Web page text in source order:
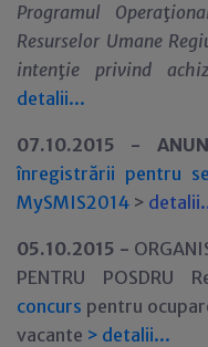
Programul Operaţ
Resurselor Umane
intenţie privind
detalii...
07.10.2015 -
înregistrării pentru
MySMIS2014 >
05.10.2015 -
PENTRU POSDRU
concurs pentru
vacante > detalii...